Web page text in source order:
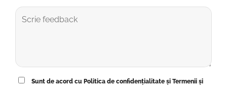
Sunt de acord cu Politica de confidențialitate și Termenii și